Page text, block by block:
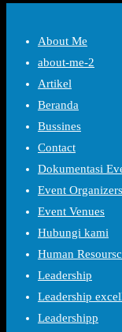
About Me
about-me-2
Artikel
Beranda
Bussines
Contact
Dokumentasi
Event Organizers
Event Venues
Hubungi kami
Human
Leadership
Leadership
Leadershipp